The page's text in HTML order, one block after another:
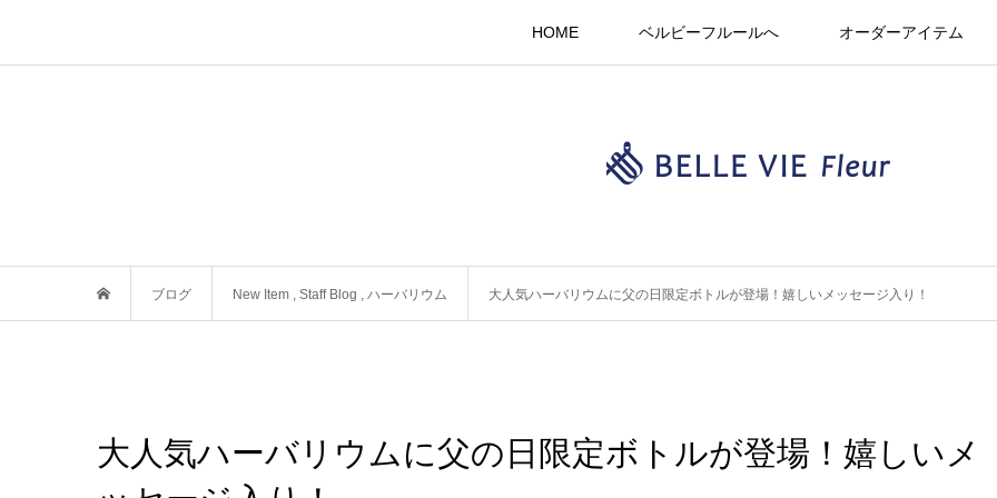
HOME ベルビーフルールへ オーダーアイテム
ブログ New Item , Staff Blog , ハーバリウム 大人気ハーバリウムに父の日限定ボトルが登場！嬉しいメッセージ入り！
大人気ハーバリウムに父の日限定ボトルが登場！嬉しいメ